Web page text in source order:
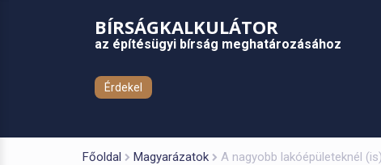
BÍRSÁGKALKULÁTOR
az építésügyi bírság meghatározásához
Érdekel
Főoldal Magyarázatok A nagyobb lakóépületeknél